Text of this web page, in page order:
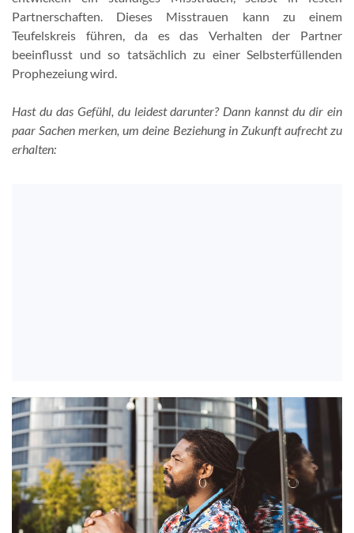
Partnerschaften. Dieses Misstrauen kann zu einem
Teufelskreis führen, da es das Verhalten der Partner
beeinflusst und so tatsächlich zu einer Selbsterfüllenden
Prophezeiung wird.
Hast du das Gefühl, du leidest darunter? Dann kannst du dir ein
paar Sachen merken, um deine Beziehung in Zukunft aufrecht zu
erhalten: